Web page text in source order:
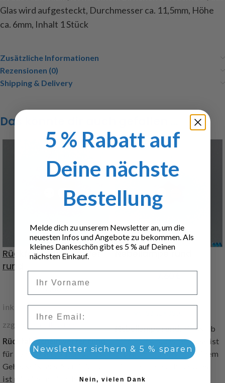
Glas wird aufgesteckt, Durchmesser ca. 11,5mm, Höhe
ca. 6mm, Inhalt 1 Stück
Zusätzliche Informationen
Rezensionen (0)
Shipping & Delivery
Das könnte dir auch gefallen …
Rückfahrscheinwerfer
rund
7,60€
inkl. 19 % MwSt.
zzgl.
Rückfahrscheinwerfer rund,
für den Maßstab 1:14.5 , das
Gehäuse ist aus Aluminium,
ist mit einem Birnchen
Nebellampe rund
inkl. 19 % MwSt.
Nebellampe rund, Maßstab
1/16 - 1/14.5, das Gehäuse ist
aus Aluminium, ist mit einem
Glas wird aufgesteckt,
5 % Rabatt auf
Deine nächste
Bestellung
Melde dich zu unserem Newsletter an, um die
neuesten Infos und Angebote zu bekommen. Als
kleines Dankeschön gibt es 5 % auf Deinen
nächsten Einkauf.
Newsletter sichern & 5 % sparen
Nein, vielen Dank